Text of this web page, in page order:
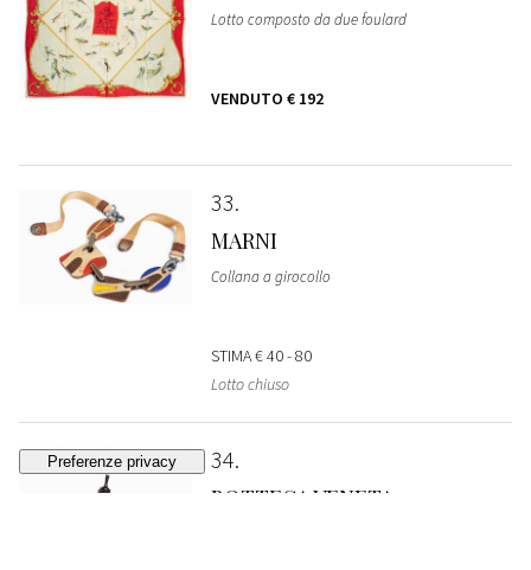
Lotto composto da due foulard
VENDUTO € 192
33
MARNI
Collana a girocollo
STIMA€ 40 - 80
Lotto chiuso
34
BOTTEGA VENETA